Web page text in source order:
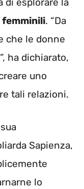
femminili. “Da
che le donne
ha dichiarato,
uno
tali relazioni.
Sapienza,
lo